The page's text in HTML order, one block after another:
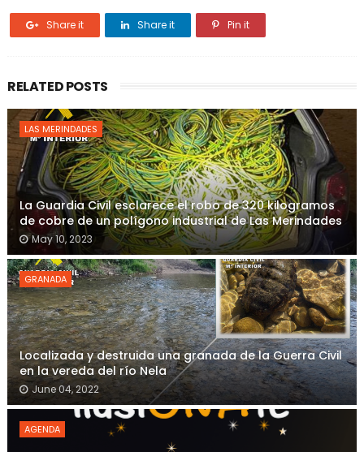
Share it Share it Pin it
RELATED POSTS
LAS MERINDADES
La Guardia Civil esclarece el robo de 320 kilogramos
de cobre de un polígono industrial de Las Merindades
May 10, 2023
GRANADA
Localizada y destruida una granada de la Guerra Civil
en la vereda del río Nela
June 04, 2022
AGENDA